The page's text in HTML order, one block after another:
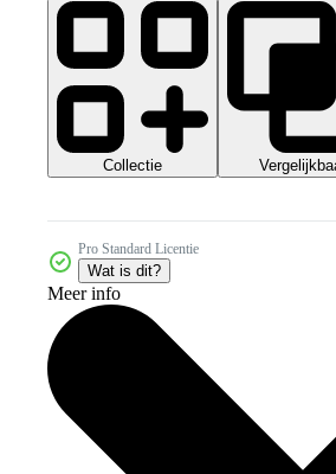
Collectie
Pro Standard Licentie
Wat is dit?
Meer info